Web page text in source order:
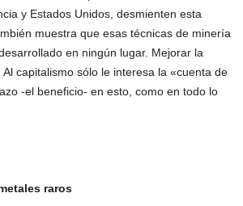
y Estados Unidos, desmienten esta
muestra que esas técnicas de minería
en ningún lugar. Mejorar la
capitalismo sólo le interesa la «cuenta de
-el beneficio- en esto, como en todo lo
raros